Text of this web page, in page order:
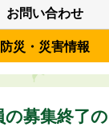
お問い合わせ
防災・災害情報
の募集終了